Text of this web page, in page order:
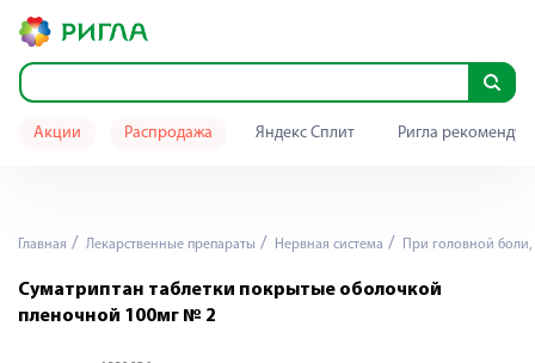
Акции Распродажа Яндекс Сплит Ригла
Главная Лекарственные препараты Нервная система При головной
Суматриптан таблетки покрытые оболочкой
пленочной 100мг № 2